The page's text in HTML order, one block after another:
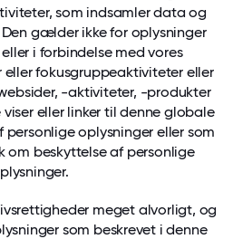
som indsamler data og
Den gælder ikkefor oplysninger
i forbindelse med vores
fokusgruppeaktiviteter eller
-aktiviteter, -produkter
eller linker til denne globale
oplysninger eller som
om beskyttelse af personlige
meget alvorligt, og
som beskrevet i denne